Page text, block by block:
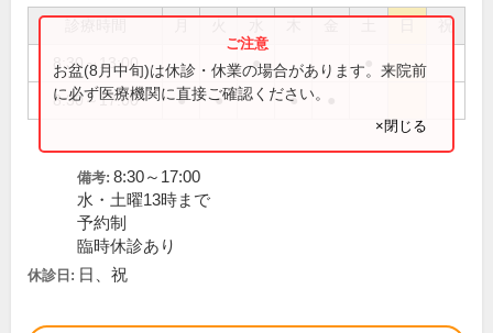
祝
8:30～13:00 ●
8:30～17:00 ● ● ●
お盆(8月中旬)は休診・休業の場合があります。来院前
に必ず医療機関に直接ご確認ください。
×閉じる
備考: 8:30～17:00
水・土曜13時まで
予約制
臨時休診あり
休診日: 日、祝